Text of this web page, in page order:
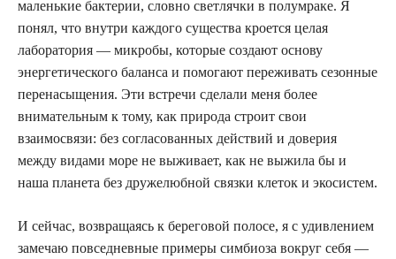
маленькие бактерии, словно светлячки в полумраке. Я
понял, что внутри каждого существа кроется целая
лаборатория — микробы, которые создают основу
энергетического баланса и помогают переживать сезонные
перенасыщения. Эти встречи сделали меня более
внимательным к тому, как природа строит свои
взаимосвязи: без согласованных действий и доверия
между видами море не выживает, как не выжила бы и
наша планета без дружелюбной связки клеток и экосистем.
И сейчас, возвращаясь к береговой полосе, я с удивлением
замечаю повседневные примеры симбиоза вокруг себя —